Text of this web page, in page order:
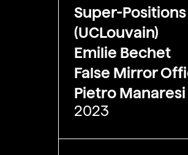
Super-Positions
(UCLouvain)
Emilie Bechet
False Mirror
Pietro Manaresi
2023